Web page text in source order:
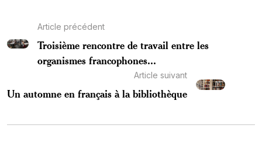
Article précédent
Troisième rencontre de travail entre les
organismes francophones...
Article suivant
Un automne en français à la bibliothèque